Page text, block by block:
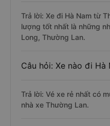
Trả lời: Xe đi Hà Nam từ
lượng tốt nhất là những
Long, Thường Lan.
Câu hỏi: Xe nào đi
Trả lời: Vé xe rẻ nhất có
nhà xe Thường Lan.